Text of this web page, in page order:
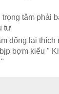
tâm phải
tư
đông lại thích
bợm kiểu "